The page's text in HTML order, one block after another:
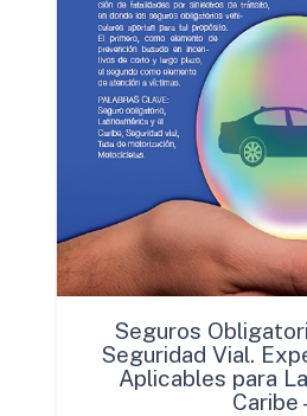
Seguros
Seguridad Vial.
Aplicables para
Caribe